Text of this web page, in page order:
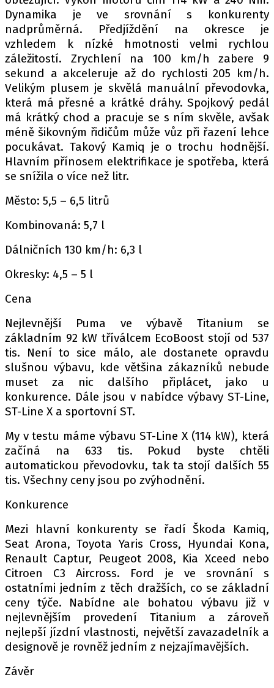
Dynamika je ve srovnání s konkurenty
nadprůměrná. Předjíždění na okresce je
vzhledem k nízké hmotnosti velmi rychlou
záležitostí. Zrychlení na 100 km/h zabere 9
sekund a akceleruje až do rychlosti 205 km/h.
Velikým plusem je skvělá manuální převodovka,
která má přesné a krátké dráhy. Spojkový pedál
má krátký chod a pracuje se s ním skvěle, avšak
méně šikovným řidičům může vůz při řazení lehce
pocukávat. Takový Kamiq je o trochu hodnější.
Hlavním přínosem elektrifikace je spotřeba, která
se snížila o více než litr.
Město: 5,5 – 6,5 litrů
Kombinovaná: 5,7 l
Dálničních 130 km/h: 6,3 l
Okresky: 4,5 – 5 l
Cena
Nejlevnější Puma ve výbavě Titanium se
základním 92 kW tříválcem EcoBoost stojí od 537
tis. Není to sice málo, ale dostanete opravdu
slušnou výbavu, kde většina zákazníků nebude
muset za nic dalšího připlácet, jako u
konkurence. Dále jsou v nabídce výbavy ST-Line,
ST-Line X a sportovní ST.
My v testu máme výbavu ST-Line X (114 kW), která
začíná na 633 tis. Pokud byste chtěli
automatickou převodovku, tak ta stojí dalších 55
tis. Všechny ceny jsou po zvýhodnění.
Konkurence
Mezi hlavní konkurenty se řadí Škoda Kamiq,
Seat Arona, Toyota Yaris Cross, Hyundai Kona,
Renault Captur, Peugeot 2008, Kia Xceed nebo
Citroen C3 Aircross. Ford je ve srovnání s
ostatními jedním z těch dražších, co se základní
ceny týče. Nabídne ale bohatou výbavu již v
nejlevnějším provedení Titanium a zároveň
nejlepší jízdní vlastnosti, největší zavazadelník a
designově je rovněž jedním z nejzajímavějších.
Závěr